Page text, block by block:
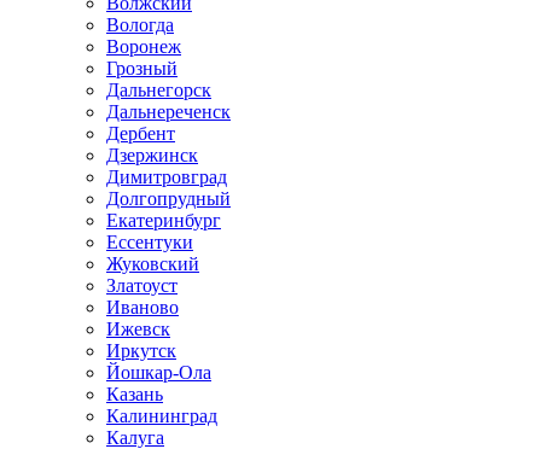
Вологда
Воронеж
Грозный
Дальнегорск
Дальнереченск
Дербент
Дзержинск
Димитровград
Долгопрудный
Екатеринбург
Ессентуки
Жуковский
Златоуст
Иваново
Ижевск
Иркутск
Йошкар-Ола
Казань
Калининград
Калуга